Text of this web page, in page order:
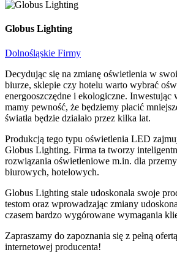
Globus Lighting
Dolnośląskie Firmy
Decydując się na zmianę oświetlenia w
biurze, sklepie czy hotelu warto wybrać
energooszczędne i ekologiczne.
mamy pewność, że będziemy płacić
światła będzie działało przez kilka lat.
Produkcją tego typu oświetlenia LED
Globus Lighting. Firma ta tworzy
rozwiązania oświetleniowe m.in. dla
biurowych, hotelowych.
Globus Lighting stale udoskonala swoje
testom oraz wprowadzając zmiany
czasem bardzo wygórowane wymagania
Zapraszamy do zapoznania się z pełną
internetowej producenta!